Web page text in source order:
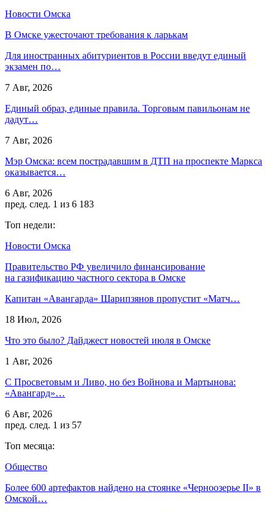
Новости Омска
В Омске ужесточают требования к ларькам
Для иностранных абитуриентов в России введут единый
экзамен по…
7 Авг, 2026
Единый образ, единые правила. Торговым павильонам не
дадут…
7 Авг, 2026
Мэр Омска: всем пострадавшим в ДТП на проспекте Маркса
оказывается…
6 Авг, 2026
пред. след. 1 из 6 183
Топ недели:
Новости Омска
Правительство РФ увеличило финансирование
на газификацию частного сектора в Омске
Капитан «Авангарда» Шарипзянов пропустит «Матч…
18 Июл, 2026
Что это было? Дайджест новостей июля в Омске
1 Авг, 2026
С Просветовым и Ливо, но без Войнова и Мартынова:
«Авангард»…
6 Авг, 2026
пред. след. 1 из 57
Топ месяца:
Общество
Более 600 артефактов найдено на стоянке «Черноозерье II» в
Омской…